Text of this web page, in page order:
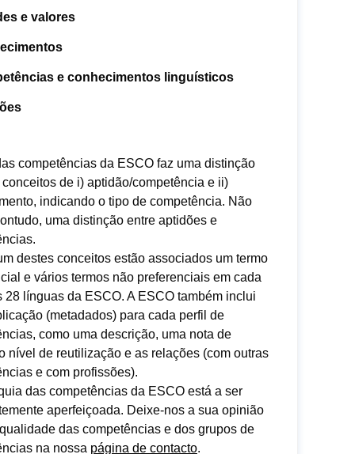
e valores
e conhecimentos linguísticos
competências da ESCO faz uma distinção
de i) aptidão/competência e ii)
indicando o tipo de competência. Não
uma distinção entre aptidões e
destes conceitos estão associados um termo
e vários termos não preferenciais em cada
28 línguas da ESCO. A ESCO também inclui
(metadados) para cada perfil de
como uma descrição, uma nota de
nível de reutilização e as relações (com outras
e com profissões).
das competências da ESCO está a ser
aperfeiçoada. Deixe-nos a sua opinião
das competências e dos grupos de
na nossa página de contacto.